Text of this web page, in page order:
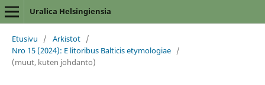
Uralica Helsingiensia
Etusivu / Arkistot /
Nro 15 (2024): E litoribus Balticis etymologiae /
(muut, kuten johdanto)